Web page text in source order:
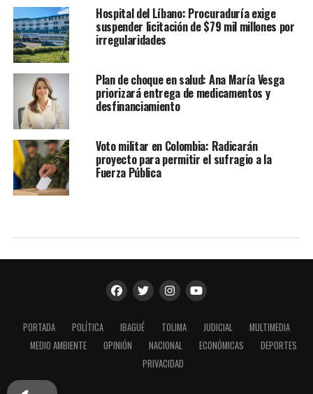
Hospital del Líbano: Procuraduría exige
suspender licitación de $79 mil millones por
irregularidades
Plan de choque en salud: Ana María Vesga
priorizará entrega de medicamentos y
desfinanciamiento
Voto militar en Colombia: Radicarán
proyecto para permitir el sufragio a la
Fuerza Pública
PORTADA POLÍTICA IBAGUÉ TOLIMA JUDICIAL
MULTIMEDIA
MEDIO AMBIENTE
OPINIÓN NACIONAL ECONÓMICAS
DEPORTES
PRIVACIDAD